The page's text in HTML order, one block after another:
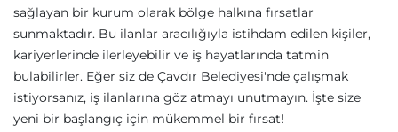
sağlayan bir kurum olarak bölge halkına fırsatlar
sunmaktadır. Bu ilanlar aracılığıyla istihdam edilen kişiler,
kariyerlerinde ilerleyebilir ve iş hayatlarında tatmin
bulabilirler. Eğer siz de Çavdır Belediyesi'nde çalışmak
istiyorsanız, iş ilanlarına göz atmayı unutmayın. İşte size
yeni bir başlangıç için mükemmel bir fırsat!